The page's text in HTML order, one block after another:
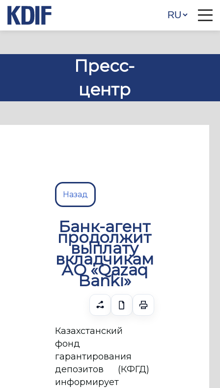
Пресс-
центр
Назад
Банк-агент
продолжит
выплату
вкладчикам
АО «Qazaq
Banki»
Казахстанский
фонд
гарантирования
депозитов (КФГД)
информирует